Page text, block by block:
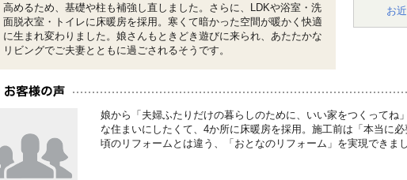
お
高めるため、基礎や柱も補強し直しました。さらに、LDKや浴室・洗
面脱衣室・トイレに床暖房を採用。寒くて暗かった空間が暖かく快適
に生まれ変わりました。娘さんもときどき遊びに来られ、あたたかな
リビングでご夫妻とともに過ごされるそうです。
娘から「夫婦ふたりだけの暮らしのために、いい家をつくって
な住まいにしたくて、4か所に床暖房を採用。施工前は「本当に
頃のリフォームとは違う、「おとなのリフォーム」を実現できまし